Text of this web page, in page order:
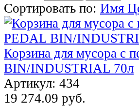
Сортировать по: Имя
Корзина для мусора с
BIN/INDUSTRIAL 70л
Артикул: 434
19 274.09 руб.